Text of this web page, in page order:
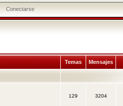
Conectarse
Temas Mensajes
129 3204